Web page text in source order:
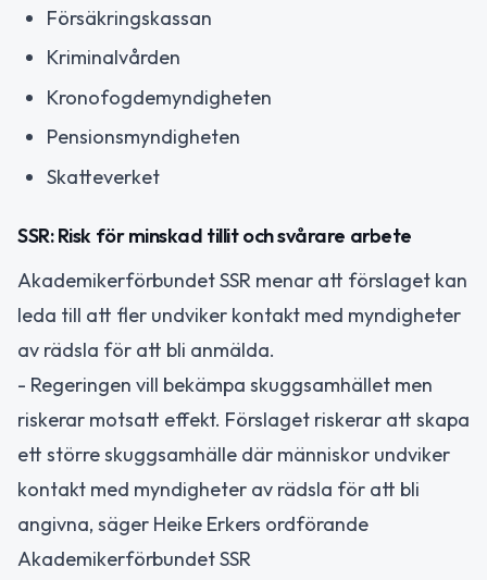
Försäkringskassan
Kriminalvården
Kronofogdemyndigheten
Pensionsmyndigheten
Skatteverket
SSR: Risk för minskad tillit och svårare arbete
Akademikerförbundet SSR menar att förslaget kan
leda till att fler undviker kontakt med myndigheter
av rädsla för att bli anmälda.
- Regeringen vill bekämpa skuggsamhället men
riskerar motsatt effekt. Förslaget riskerar att skapa
ett större skuggsamhälle där människor undviker
kontakt med myndigheter av rädsla för att bli
angivna, säger Heike Erkers ordförande
Akademikerförbundet SSR